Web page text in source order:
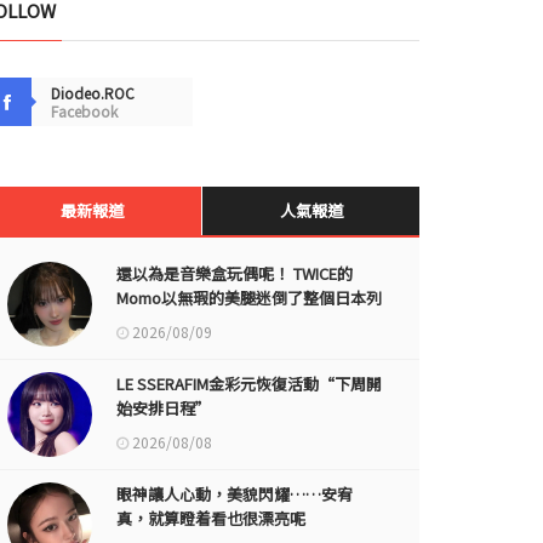
Diodeo.ROC
Facebook
最新報道 人氣報道
還以為是音樂盒玩偶呢！ TWICE的
Momo以無瑕的美腿迷倒了整個日本列
島 2026/08/09
LE SSERAFIM金彩元恢復活動“下周開
始安排日程”
2026/08/08
眼神讓人心動，美貌閃耀……安宥
真，就算瞪着看也很漂亮呢